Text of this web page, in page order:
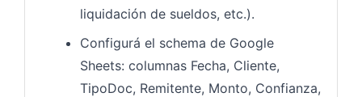
liquidación de sueldos, etc.).
Configurá el schema de Google
Sheets: columnas Fecha, Cliente,
TipoDoc, Remitente, Monto, Confianza,